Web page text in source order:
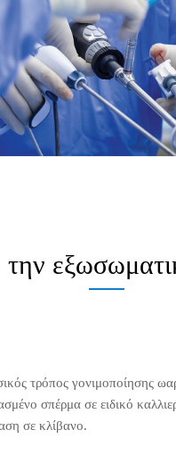
τρόπος γονιμοποίησης
σπέρμα σε ειδικό
σε κλίβανο.